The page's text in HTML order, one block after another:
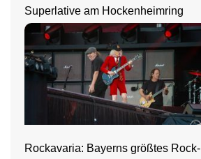
Superlative am Hockenheimring
Rockavaria: Bayerns größtes Rock-